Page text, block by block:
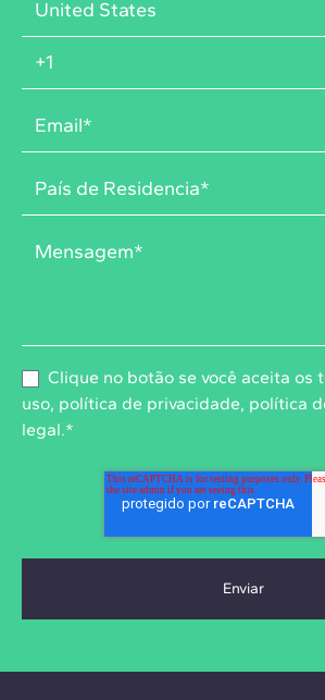
Clique no botão se você aceita os
uso, política de privacidade, política
legal.*